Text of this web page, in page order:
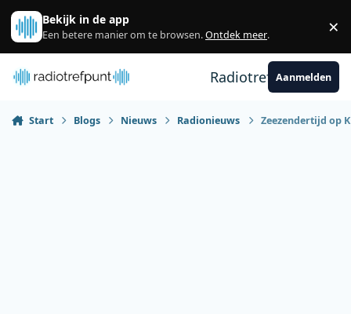
Spring naar bijdragen
Bekijk in de app
Een betere manier om te browsen.Ontdek meer. ×
RadiotrefpuntAanmelden
Start Blogs Nieuws Radionieuws Zeezendertijd op